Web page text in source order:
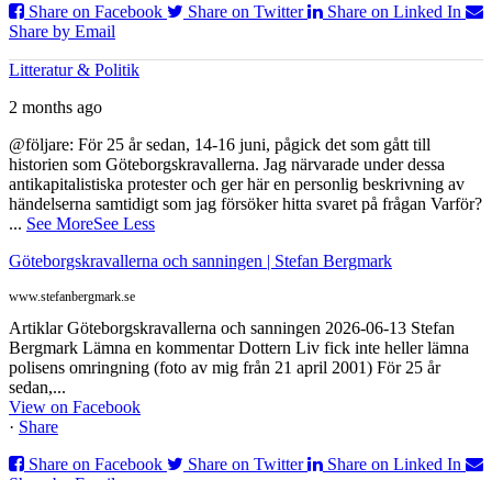
Share on Facebook
Share on Twitter
Share on Linked In
Share by Email
Litteratur & Politik
2 months ago
@följare: För 25 år sedan, 14-16 juni, pågick det som gått till
historien som Göteborgskravallerna. Jag närvarade under dessa
antikapitalistiska protester och ger här en personlig beskrivning av
händelserna samtidigt som jag försöker hitta svaret på frågan Varför?
... See MoreSee Less
Göteborgskravallerna och sanningen | Stefan Bergmark
www.stefanbergmark.se
Artiklar Göteborgskravallerna och sanningen 2026-06-13 Stefan
Bergmark Lämna en kommentar Dottern Liv fick inte heller lämna
polisens omringning (foto av mig från 21 april 2001) För 25 år
sedan,...
View on Facebook
· Share
Share on Facebook
Share on Twitter
Share on Linked In